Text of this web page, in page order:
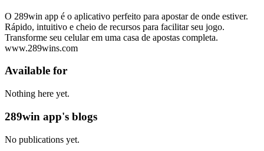
O 289win app é o aplicativo perfeito para apostar de onde estiver.
Rápido, intuitivo e cheio de recursos para facilitar seu jogo.
Transforme seu celular em uma casa de apostas completa.
www.289wins.com
Available for
Nothing here yet.
289win app's blogs
No publications yet.